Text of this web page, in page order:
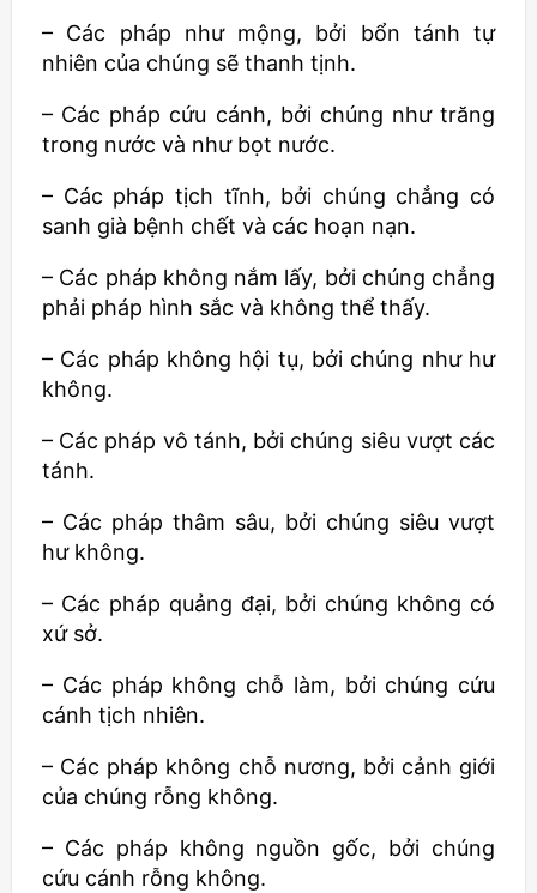
– Các pháp như mộng, bởi bổn tánh tự
nhiên của chúng sẽ thanh tịnh.
– Các pháp cứu cánh, bởi chúng như trăng
trong nước và như bọt nước.
– Các pháp tịch tĩnh, bởi chúng chẳng có
sanh già bệnh chết và các hoạn nạn.
– Các pháp không nắm lấy, bởi chúng chẳng
phải pháp hình sắc và không thể thấy.
– Các pháp không hội tụ, bởi chúng như hư
không.
– Các pháp vô tánh, bởi chúng siêu vượt các
tánh.
– Các pháp thâm sâu, bởi chúng siêu vượt
hư không.
– Các pháp quảng đại, bởi chúng không có
xứ sở.
– Các pháp không chỗ làm, bởi chúng cứu
cánh tịch nhiên.
– Các pháp không chỗ nương, bởi cảnh giới
của chúng rỗng không.
– Các pháp không nguồn gốc, bởi chúng
cứu cánh rỗng không.